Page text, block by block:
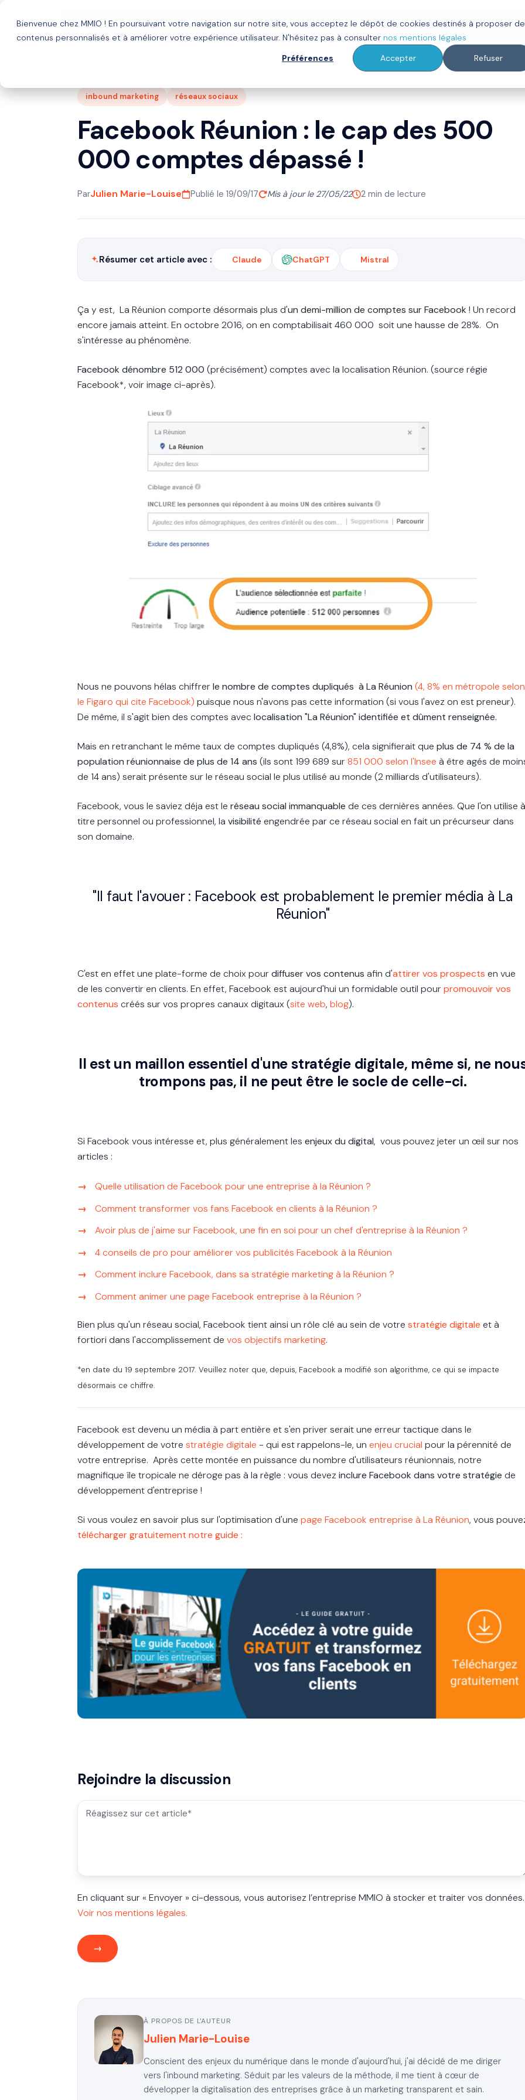
Bienvenue chez MMIO ! En poursuivant votre navigation sur notre site, vous acceptez le dépôt de cookies destinés à proposer
contenus personnalisés et à améliorer votre expérience utilisateur. N'hésitez pas à consulter nos mentions légales
Préférences
Accepter Refuser
Solutions Agence HubSpot Clients À propos Ressources
inbound marketing réseaux sociaux
Facebook Réunion : le cap des 500
000 comptes dépassé !
ParJulien Marie-Louise Publié le 19/09/17 Mis à jour le 27/05/22 2 min de lecture
Résumer cet article avec : Claude ChatGPT Mistral
Ça y est, La Réunion comporte désormais plus d'un demi-million de comptes sur Facebook ! Un record
encore jamais atteint. En octobre 2016, on en comptabilisait 460 000 soit une hausse de 28%. On
s'intéresse au phénomène.
Facebook dénombre 512 000 (précisément) comptes avec la localisation Réunion. (source régie
Facebook*, voir image ci-après).
Nous ne pouvons hélas chiffrerle nombre de comptes dupliqués à La Réunion (4, 8% en métropole selon
le Figaro qui cite Facebook) puisque nous n'avons pas cette information (si vous l'avez on est preneur).
De même, il s'agit bien des comptes avec localisation "La Réunion" identifiée et dûment renseignée.
Mais en retranchant le même taux de comptes dupliqués (4,8%), cela signifierait que plus de 74 % de la
population réunionnaise de plus de 14 ans (ils sont 199 689 sur851 000 selon l'Insee à être agés de
de 14 ans) serait présente sur le réseau social le plus utilisé au monde (2 milliards d'utilisateurs).
Facebook, vous le saviez déja est le réseau social immanquable de ces dernières années. Que l'on utilise à
titre personnel ou professionnel, la visibilité engendrée par ce réseau social en fait un précurseur dans
son domaine.
"Il faut l'avouer : Facebook est probablement le premier média à La
Réunion"
C'est en effet une plate-forme de choix pourdiffuser vos contenus afin d'attirer vos prospects en vue
de les convertir en clients. En effet, Facebook est aujourd'hui un formidable outil pourpromouvoir vos
contenus créés sur vos propres canaux digitaux (site web, blog).
Il est un maillon essentiel d'une stratégie digitale, même si, ne
trompons pas, il ne peut être le socle de celle-ci.
Si Facebook vous intéresse et, plus généralement les enjeux du digital, vous pouvez jeter un œil sur nos
articles :
Quelle utilisation de Facebook pour une entreprise à la Réunion ?
Comment transformer vos fans Facebook en clients à la Réunion ?
Avoir plus de j'aime sur Facebook, une fin en soi pour un chef d'entreprise à la Réunion ?
4 conseils de pro pour améliorer vos publicités Facebook à la Réunion
Comment inclure Facebook, dans sa stratégie marketing à la Réunion ?
Comment animer une page Facebook entreprise à la Réunion ?
Bien plus qu'un réseau social, Facebook tient ainsi un rôle clé au sein de votre stratégie digitale et à
fortiori dans l'accomplissement de vos objectifs marketing.
*en date du 19 septembre 2017. Veuillez noter que, depuis, Facebook a modifié son algorithme, ce qui se impacte
désormais ce chiffre.
Facebook est devenu un média à part entière et s'en priver serait une erreur tactique dans le
développement de votre stratégie digitale - qui est rappelons-le, un enjeu crucial pour la pérennité de
votre entreprise. Après cette montée en puissance du nombre d'utilisateurs réunionnais, notre
magnifique île tropicale ne déroge pas à la règle : vous devez inclure Facebook dans votre stratégie de
développement d'entreprise !
Si vous voulez en savoir plus sur l'optimisation d'une page Facebook entreprise à La Réunion, vous
télécharger gratuitement notre guide :
Rejoindre la discussion
En cliquant sur « Envoyer » ci-dessous, vous autorisez l’entreprise MMIO à stocker et traiter vos données.
Voir nos mentions légales.
À PROPOS DE L'AUTEUR
Julien Marie-Louise
Conscient des enjeux du numérique dans le monde d'aujourd'hui, j'ai décidé de me diriger
vers l'inbound marketing. Séduit par les valeurs de la méthode, il me tient à cœur de
développer la digitalisation des entreprises grâce à un marketing transparent et sain.